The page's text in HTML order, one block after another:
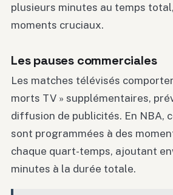
plusieurs minutes au temps
moments cruciaux.
Les pauses commerciales
Les matches télévisés
morts TV » supplémentaires,
diffusion de publicités. En NBA,
sont programmées à des
chaque quart-temps, ajoutant
minutes à la durée totale.